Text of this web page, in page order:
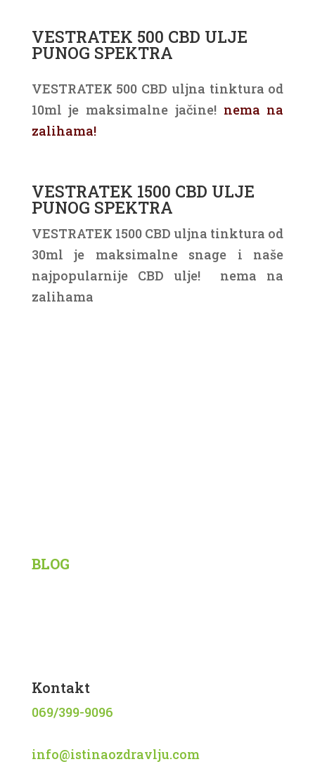
VESTRATEK 500 CBD ULJE
PUNOG SPEKTRA
VESTRATEK 500 CBD uljna tinktura od
10ml je maksimalne jačine! nema na
zalihama!
VESTRATEK 1500 CBD ULJE
PUNOG SPEKTRA
VESTRATEK 1500 CBD uljna tinktura od
30ml je maksimalne snage i naše
najpopularnije CBD ulje! nema na
zalihama
BLOG
Kontakt
069/399-9096
info@istinaozdravlju.com